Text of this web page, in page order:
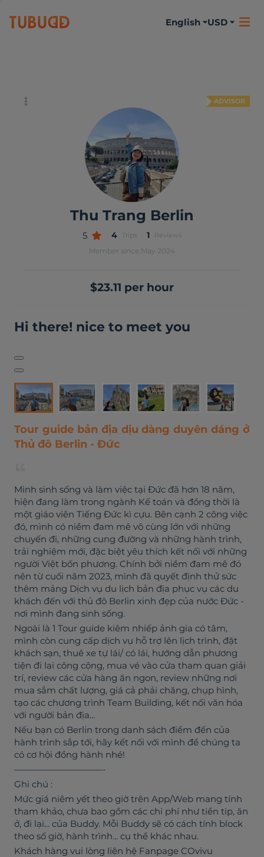
English USD
ADVISOR
Thu Trang Berlin
5 4 Trips 1 Reviews
Member since May 2024
$23.11 per hour
Hi there! nice to meet you
Tour guide bản địa dịu dàng duyên dáng ở
Thủ đô Berlin - Đức
Mình sinh sống và làm việc tại Đức đã hơn 18 năm,
hiện đang làm trong ngành Kế toán và đồng thời là
một giáo viên Tiếng Đức kì cựu. Bên cạnh 2 công việc
đó, mình có niềm đam mê vô cùng lớn với những
chuyến đi, những cung đường và những hành trình,
trải nghiệm mới, đặc biệt yêu thích kết nối với những
người Việt bốn phương. Chính bởi niềm đam mê đó
nên từ cuối năm 2023, mình đã quyết định thử sức
thêm mảng Dịch vụ du lịch bản địa phục vụ các du
khách đến với thủ đô Berlin xinh đẹp của nước Đức -
nơi mình đang sinh sống.
Ngoài là 1 Tour guide kiêm nhiếp ảnh gia có tâm,
mình còn cung cấp dịch vụ hỗ trợ lên lịch trình, đặt
khách sạn, thuê xe tự lái/ có lái, hướng dẫn phương
tiện đi lại công cộng, mua vé vào cửa tham quan giải
trí, review các cửa hàng ăn ngon, review những nơi
mua sắm chất lượng, giá cả phải chăng, chụp hình,
tạo các chương trình Team Building, kết nối văn hóa
với người bản địa...
Nếu bạn có Berlin trong danh sách điểm đến của
hành trình sắp tới, hãy kết nối với mình để chúng ta
có cơ hội đồng hành nhé!
——————————-
Ghi chú :
Mức giá niêm yết theo giờ trên App/Web mang tính
tham khảo, chưa bao gồm các chi phí như tiền tip, ăn
ở, đi lại... của Buddy. Mỗi Buddy sẽ có cách tính block
theo số giờ, hành trình... cụ thể khác nhau.
Khách hàng vui lòng liên hệ Fanpage COvivu